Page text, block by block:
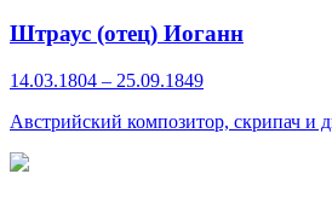
Штраус (отец) Иоганн
14.03.1804 – 25.09.1849
Австрийский композитор, скрипач и